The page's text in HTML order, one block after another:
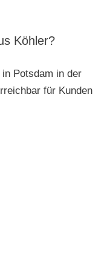
Köhler?
Potsdam in der
für Kunden